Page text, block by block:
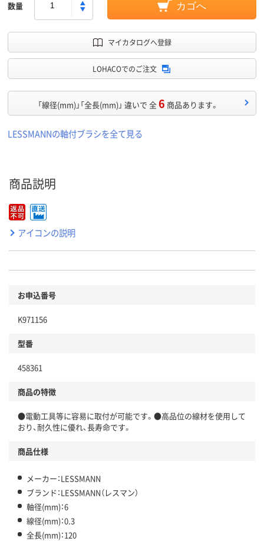
数量 カゴへ
マイカタログへ登録
LOHACOでのご注文
「線径(mm)」「全長(mm)」 違いで 全6 商品あります。
LESSMANNの軸付ブラシを全て見る
商品説明
アイコンの説明
お申込番号
K971156
型番
458361
商品の特徴
●電動工具等に容易に取付が可能です。●高品位の線材を使用して
おり、耐久性に優れ、長寿命です。
商品仕様
メーカー：LESSMANN
ブランド：LESSMANN（レスマン）
軸径(mm)：6
線径(mm)：0.3
全長(mm)：120